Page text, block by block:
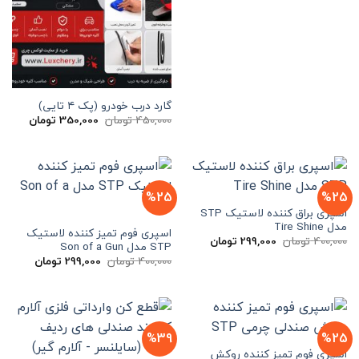
گارد درب خودرو (پک ۴ تایی)
450,000تومان قیمت
اصلی
350,000 تومانقیمت
فعلی
%25
اسپری براق کننده لاستیک STP
مدل Tire Shine
400,000تومان قیمت
اصلی
299,000 تومانقیمت
فعلی
299,000 تومان
%25
اسپری فوم تمیز کننده لاستیک
STP مدل Son of a Gun
400,000تومان قیمت
اصلی
299,000 تومانقیمت
فعلی
%25
اسپری فوم تمیز کننده روکش
%39